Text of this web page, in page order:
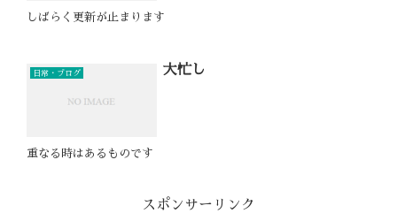
しばらく更新が止まります
日常・ブログ 大忙し
重なる時はあるものです
スポンサーリンク